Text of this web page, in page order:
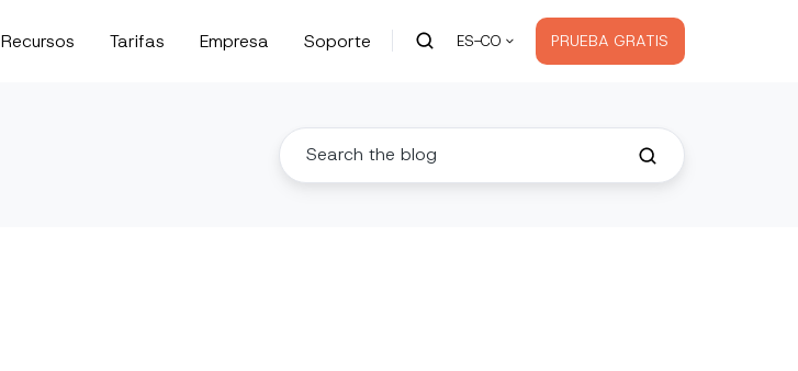
Recursos Tarifas Empresa Soporte ES-CO PRUEBA GRATIS